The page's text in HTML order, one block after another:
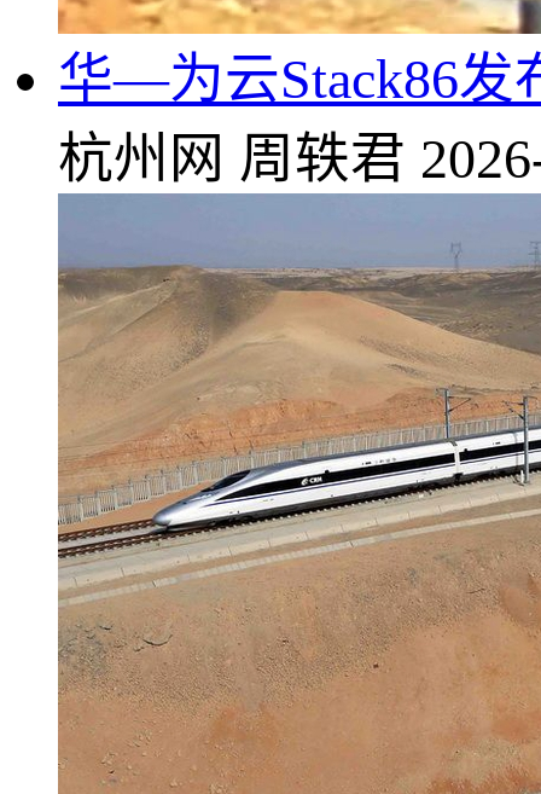
华—为云Stack86发
杭州网 周轶君